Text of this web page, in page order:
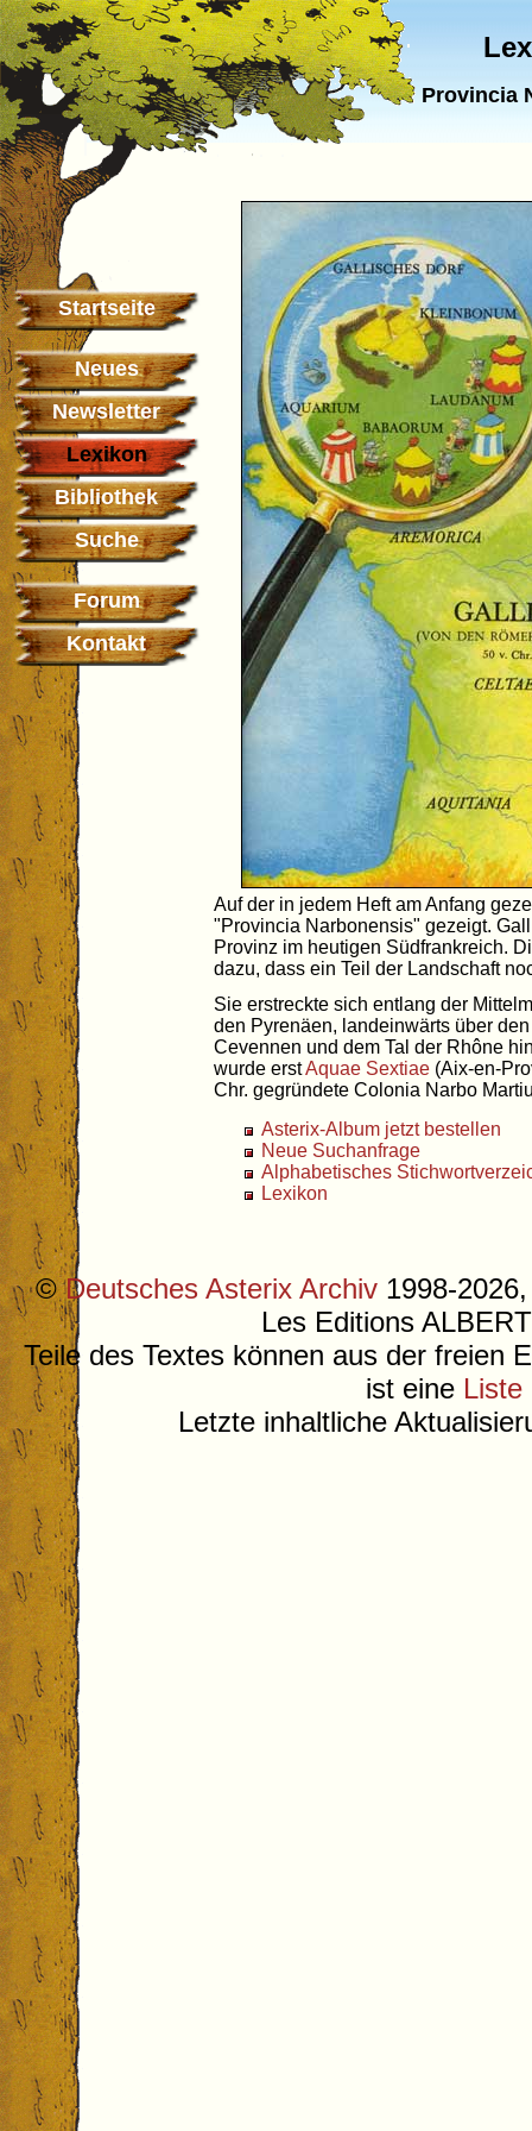
Provincia
Startseite
Neues
Newsletter
Lexikon
Bibliothek
Suche
Forum
Kontakt
Auf der in jedem Heft am Anfang
"Provincia Narbonensis" gezeigt.
Provinz im heutigen Südfrankreich.
dazu, dass ein Teil der Landschaft
Sie erstreckte sich entlang der
den Pyrenäen, landeinwärts über
Cevennen und dem Tal der Rhône
wurde erstAquae Sextiae (Aix-en-
Chr. gegründete Colonia Narbo
Asterix-Album jetzt bestellen
Neue Suchanfrage
Alphabetisches
Lexikon
©Deutsches Asterix Archiv 1998-
Les Editions
Teile des Textes können aus der freien
ist eine Liste
Letzte inhaltliche